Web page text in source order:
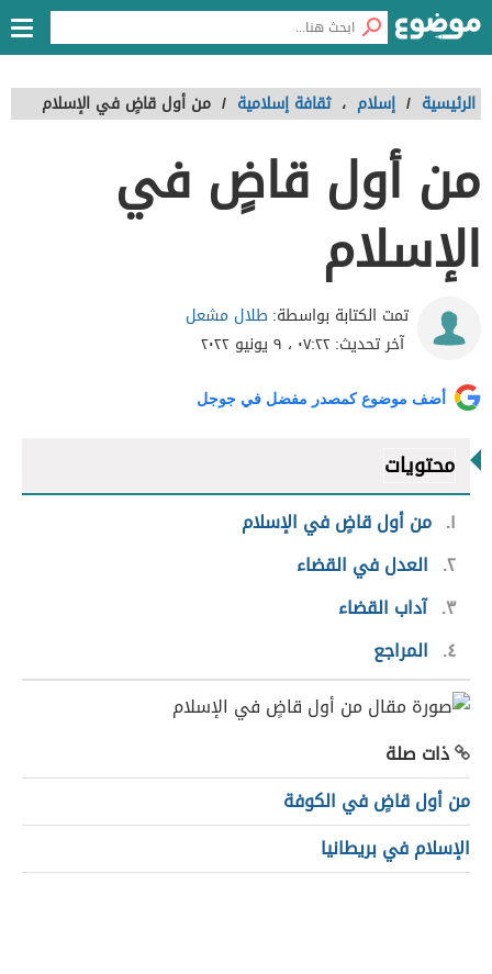
الرئيسية / إسلام ، ثقافة إسلامية / من أول قاضٍ في الإسلام
من أول قاضٍ في
الإسلام
تمت الكتابة بواسطة: طلال مشعل
آخر تحديث:٠٧:٢٢ ، ٩ يونيو ٢٠٢٢
أضف موضوع كمصدر مفضل في جوجل
محتويات
١ من أول قاضٍ في الإسلام
٢ العدل في القضاء
٣ آداب القضاء
٤
المراجع
ذات صلة
من أول قاضٍ في الكوفة
الإسلام في بريطانيا